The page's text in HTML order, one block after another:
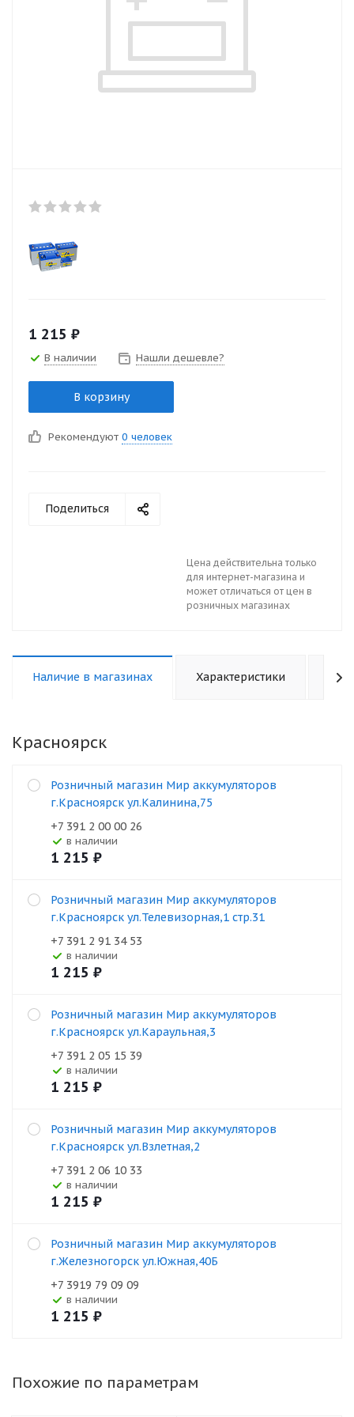
1 215 ₽
В наличии Нашли дешевле?
В корзину
Рекомендуют 0 человек
Поделиться
Цена действительна только
для интернет-магазина и
может отличаться от цен в
розничных магазинах
Наличие в магазинах Характеристики
Красноярск
Розничный магазин Мир аккумуляторов
г.Красноярск ул.Калинина,75
+7 391 2 00 00 26
В наличии
1 215 ₽
Розничный магазин Мир аккумуляторов
г.Красноярск ул.Телевизорная,1 стр.31
+7 391 2 91 34 53
В наличии
1 215 ₽
Розничный магазин Мир аккумуляторов
г.Красноярск ул.Караульная,3
+7 391 2 05 15 39
В наличии
1 215 ₽
Розничный магазин Мир аккумуляторов
г.Красноярск ул.Взлетная,2
+7 391 2 06 10 33
В наличии
1 215 ₽
Розничный магазин Мир аккумуляторов
г.Железногорск ул.Южная,40Б
+7 3919 79 09 09
В наличии
1 215 ₽
Похожие по параметрам